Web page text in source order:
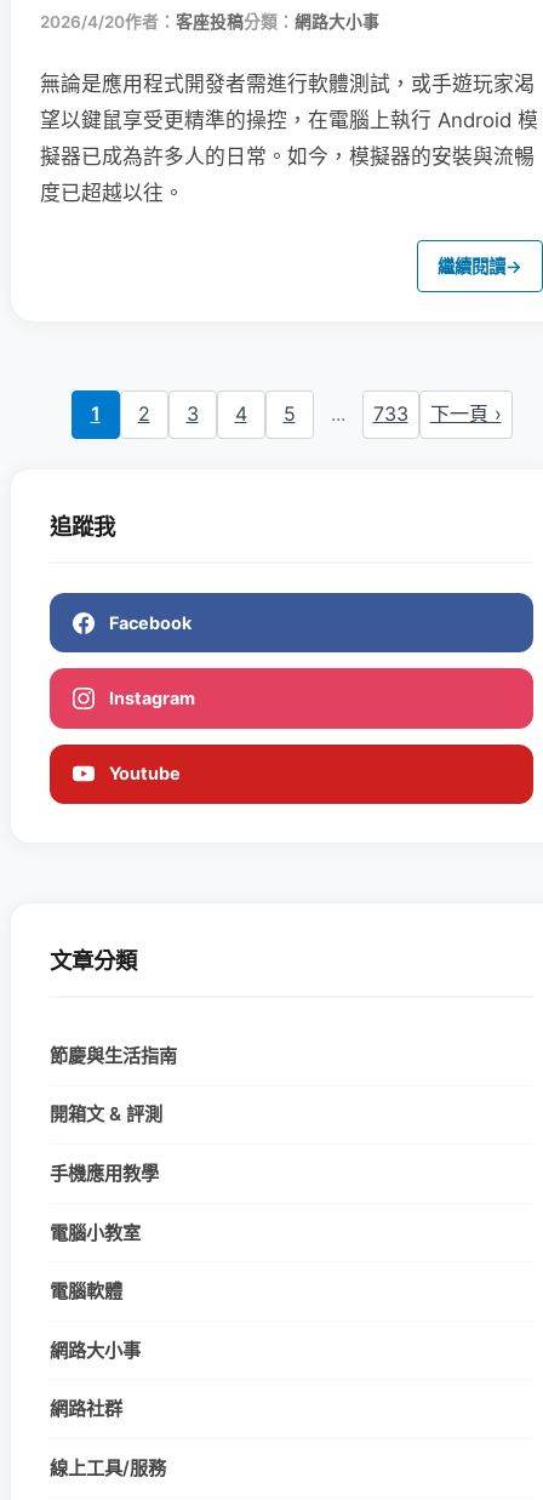
2026/4/20作者： 客座投稿分類： 網路大小事
無論是應用程式開發者需進行軟體測試，或手遊玩家渴
望以鍵鼠享受更精準的操控，在電腦上執行 Android 模
擬器已成為許多人的日常。如今，模擬器的安裝與流暢
度已超越以往。
繼續閱讀→
1 2 3 4 5 ... 733 下一頁 ›
追蹤我
Facebook
Instagram
Youtube
文章分類
節慶與生活指南
開箱文 & 評測
手機應用教學
電腦小教室
電腦軟體
網路大小事
網路社群
線上工具/服務